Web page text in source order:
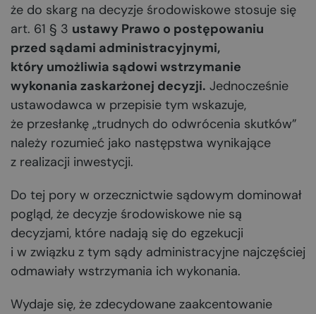
że do skarg na decyzje środowiskowe stosuje się
art. 61 § 3 ustawy Prawo o postępowaniu
przed sądami administracyjnymi,
który umożliwia sądowi wstrzymanie
wykonania zaskarżonej decyzji. Jednocześnie
ustawodawca w przepisie tym wskazuje,
że przesłankę „trudnych do odwrócenia skutków”
należy rozumieć jako następstwa wynikające
z realizacji inwestycji.
Do tej pory w orzecznictwie sądowym dominował
pogląd, że decyzje środowiskowe nie są
decyzjami, które nadają się do egzekucji
i w związku z tym sądy administracyjne najczęściej
odmawiały wstrzymania ich wykonania.
Wydaje się, że zdecydowane zaakcentowanie